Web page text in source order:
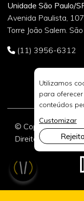
Unidade São Paulo/
Avenida Paulista,
Torre João Salem.
(11) 3956-6312
© Copyright 2026
Direitos
Utilizamos
para
conteúdos
Customizar